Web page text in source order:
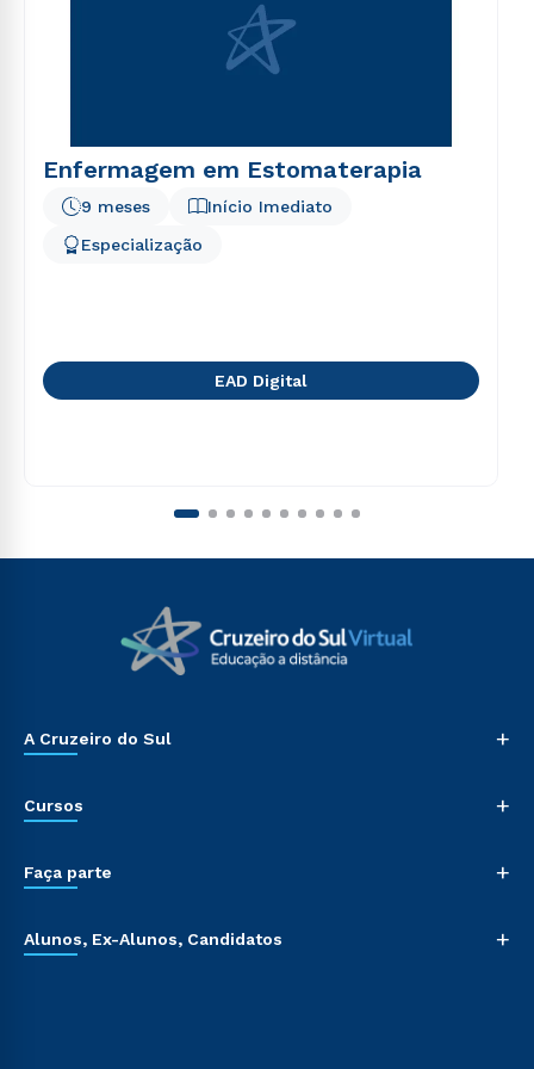
Enfermagem em Estomaterapia
Início Imediato
9 meses
Especialização
EAD Digital
A Cruzeiro do Sul +
Cursos +
Faça parte +
Alunos, Ex-Alunos, Candidatos +